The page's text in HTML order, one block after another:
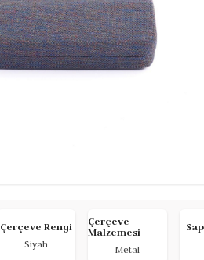
Çerçeve Rengi
Siyah
Çerçeve
Malzemesi
Metal